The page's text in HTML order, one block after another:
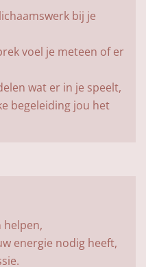
bij je
voel je meteen of er
wat er in je speelt,
begeleiding jou het
helpen,
energie nodig heeft,